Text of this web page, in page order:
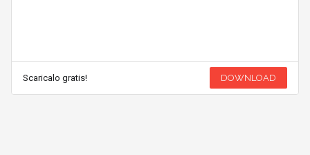
Scaricalo gratis! DOWNLOAD